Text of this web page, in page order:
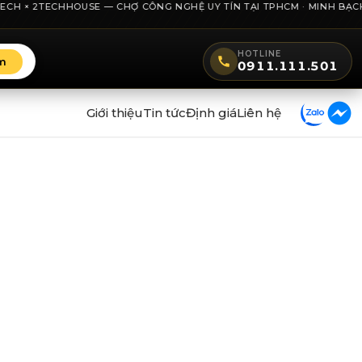
× 2TECHHOUSE — CHỢ CÔNG NGHỆ UY TÍN TẠI TPHCM · MINH
HOTLINE
0911.111.501
Giới thiệuTin tứcĐịnh giáLiên hệ